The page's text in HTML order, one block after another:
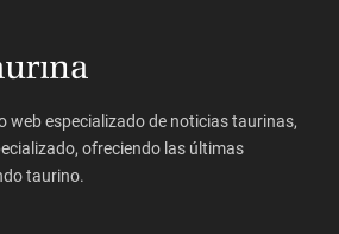
web especializado de noticias taurinas,
ofreciendo las últimas
taurino.